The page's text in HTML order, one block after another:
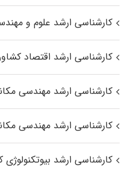
کارشناسی ارشد علوم و
کارشناسی ارشد اقتصاد
کارشناسی ارشد مهندسی
کارشناسی ارشد مهندسی
کارشناسی ارشد بیوتکنولوژی